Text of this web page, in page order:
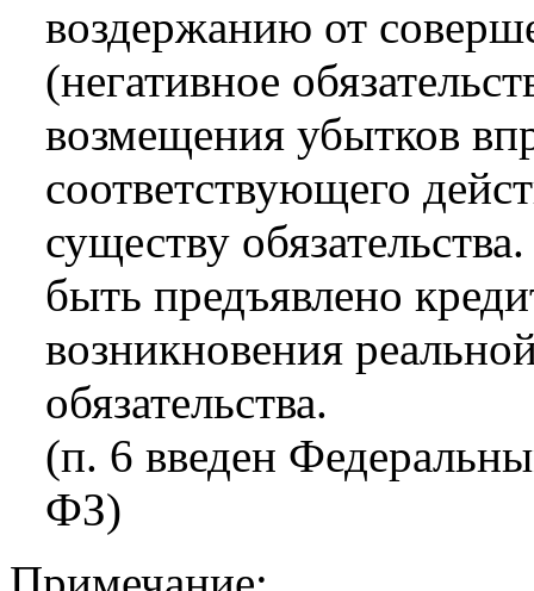
воздержанию от
(негативное
возмещения убытков
соответствующего
существу
быть предъявлено
возникновения
обязательства.
(п. 6 введен
ФЗ)